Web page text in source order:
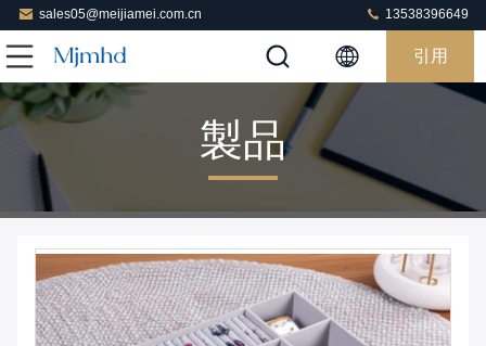
sales05@meijiamei.com.cn 13538396649
引用
製品